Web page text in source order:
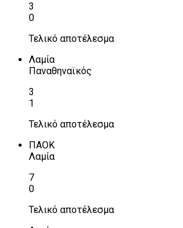
3
0
Τελικό αποτέλεσμα
Λαμία
Παναθηναϊκός
3
1
Τελικό αποτέλεσμα
ΠΑΟΚ
Λαμία
7
0
Τελικό αποτέλεσμα